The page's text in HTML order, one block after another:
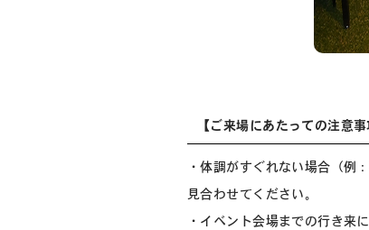
【ご来場にあたっての注意事
・体調がすぐれない場合（例
見合わせてください。
・イベント会場までの行き来